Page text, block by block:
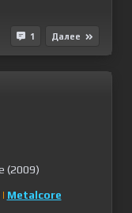
1 Далее
| Metalcore